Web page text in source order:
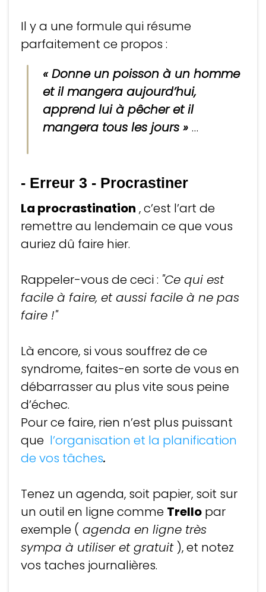
Il y a une formule qui résume
parfaitement ce propos :
« Donne un poisson à un homme
et il mangera aujourd’hui,
apprend lui à pêcher et il
mangera tous les jours »…
- Erreur 3 - Procrastiner
La procrastination , c’est l’art de
remettre au lendemain ce que vous
auriez dû faire hier.
Rappeler-vous de ceci : "Ce qui est
facile à faire, et aussi facile à ne pas
faire !"
Là encore, si vous souffrez de ce
syndrome, faites-en sorte de vous en
débarrasser au plus vite sous peine
d’échec.
Pour ce faire, rien n’est plus puissant
que l’organisation et la planification
de vos tâches.
Tenez un agenda, soit papier, soit sur
un outil en ligne comme Trello par
exemple ( agenda en ligne très
sympa à utiliser et gratuit ), et notez
vos taches journalières.